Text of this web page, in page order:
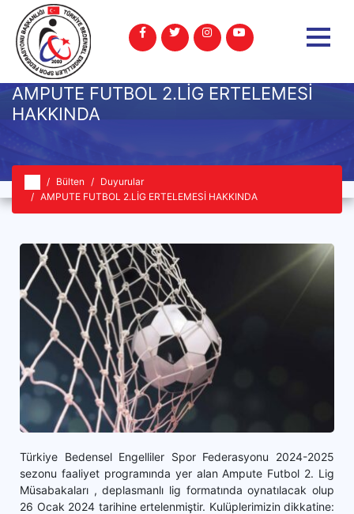
AMPUTE FUTBOL 2.LİG ERTELEMESİ
HAKKINDA
Bülten
Duyurular
AMPUTE FUTBOL 2.LİG ERTELEMESİ HAKKINDA
Türkiye Bedensel Engelliler Spor Federasyonu 2024-2025
sezonu faaliyet programında yer alan Ampute Futbol 2. Lig
Müsabakaları , deplasmanlı lig formatında oynatılacak olup
26 Ocak 2024 tarihine ertelenmiştir. Kulüplerimizin dikkatine: